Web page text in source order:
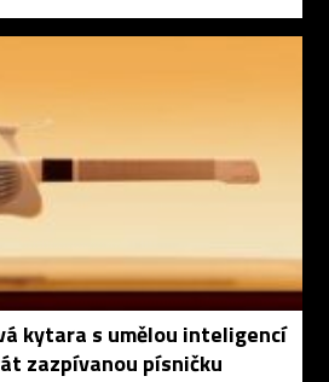
kytara s umělou inteligencí
zazpívanou písničku